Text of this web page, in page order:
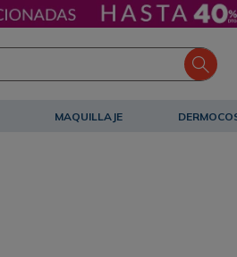
MAQUILLAJE